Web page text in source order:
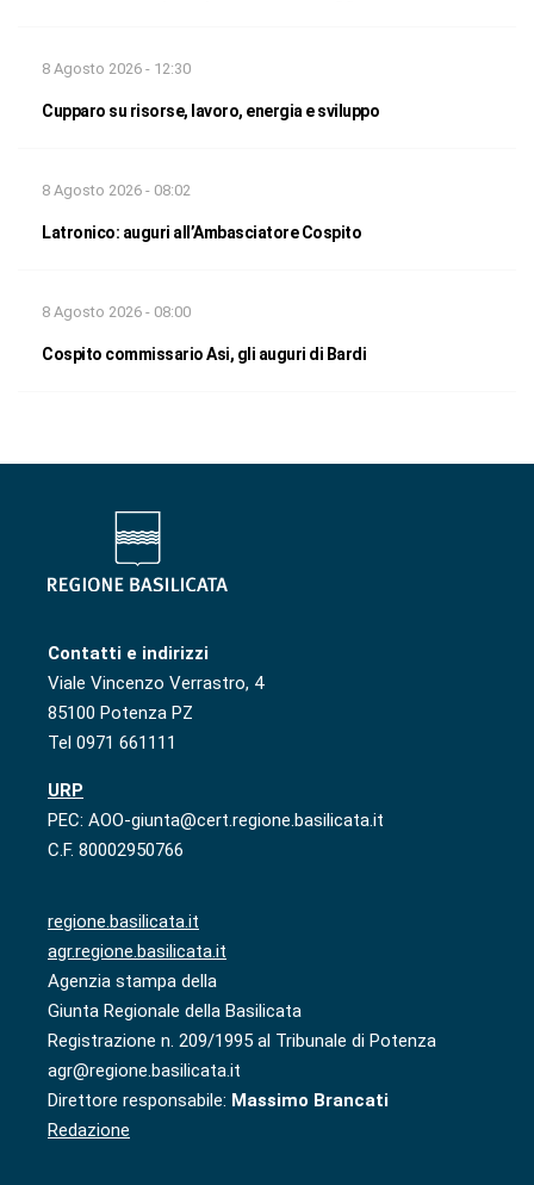
8 Agosto 2026 - 12:30
Cupparo su risorse, lavoro, energia e sviluppo
8 Agosto 2026 - 08:02
Latronico: auguri all’Ambasciatore Cospito
8 Agosto 2026 - 08:00
Cospito commissario Asi, gli auguri di Bardi
Contatti e indirizzi
Viale Vincenzo Verrastro, 4
85100 Potenza PZ
Tel 0971 661111
URP
PEC: AOO-giunta@cert.regione.basilicata.it
C.F. 80002950766
regione.basilicata.it
agr.regione.basilicata.it
Agenzia stampa della
Giunta Regionale della Basilicata
Registrazione n. 209/1995 al Tribunale di Potenza
agr@regione.basilicata.it
Direttore responsabile: Massimo Brancati
Redazione